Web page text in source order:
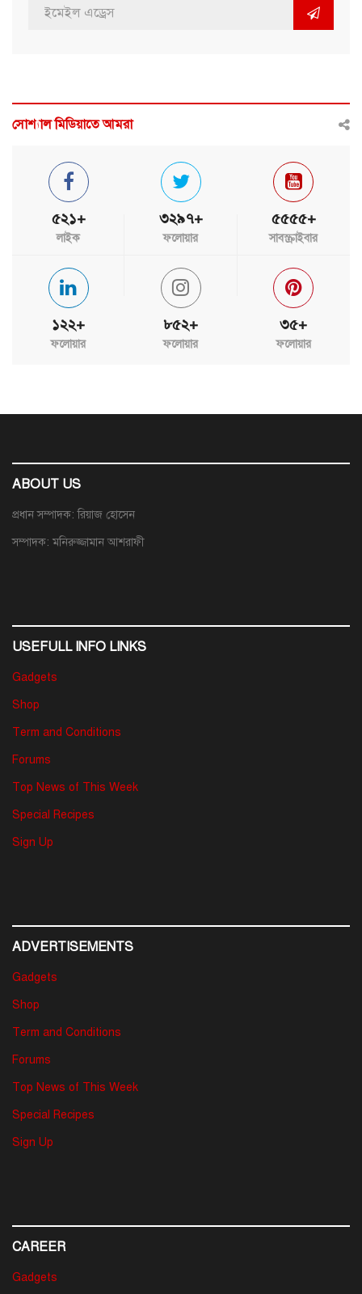
সোশ্যাল মিডিয়াতে আমরা
৫২১+
লাইক
৩২৯৭+
ফলোয়ার
৫৫৫৫+
সাবস্ক্রাইবার
১২২+
ফলোয়ার
৮৫২+
ফলোয়ার
৩৫+
ফলোয়ার
ABOUT US
প্রধান সম্পাদক: রিয়াজ হোসেন
সম্পাদক: মনিরুজ্জামান আশরাফী
USEFULL INFO LINKS
Gadgets
Shop
Term and Conditions
Forums
Top News of This Week
Special Recipes
Sign Up
ADVERTISEMENTS
Gadgets
Shop
Term and Conditions
Forums
Top News of This Week
Special Recipes
Sign Up
CAREER
Gadgets